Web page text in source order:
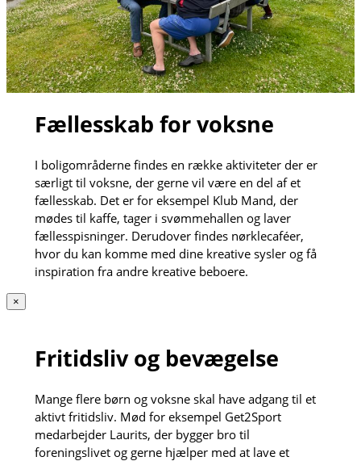
Fællesskab for voksne
I boligområderne findes en række aktiviteter der er
særligt til voksne, der gerne vil være en del af et
fællesskab. Det er for eksempel Klub Mand, der
mødes til kaffe, tager i svømmehallen og laver
fællesspisninger. Derudover findes nørklecaféer,
hvor du kan komme med dine kreative sysler og få
inspiration fra andre kreative beboere.
×
Fritidsliv og bevægelse
Mange flere børn og voksne skal have adgang til et
aktivt fritidsliv. Mød for eksempel Get2Sport
medarbejder Laurits, der bygger bro til
foreningslivet og gerne hjælper med at lave et